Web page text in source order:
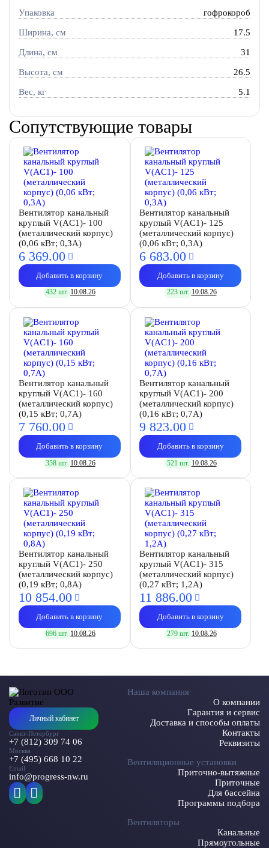
Упаковка гофрокороб
Ширина, см 17.5
Длина, см 31
Высота, см 26.5
Вес, кг 5.1
Сопутствующие товары
Вентилятор канальный
круглый V(AC1)- 100
(металлический корпус)
(0,06 кВт; 0,3А)
6 369.00
Добавить в корзину
432 шт. 10.08.26
Вентилятор канальный
круглый V(AC1)- 125
(металлический корпус)
(0,06 кВт; 0,3А)
6 683.00
Добавить в корзину
223 шт. 10.08.26
Вентилятор канальный
круглый V(AC1)- 160
(металлический корпус)
(0,15 кВт; 0,7А)
7 760.00
Добавить в корзину
358 шт. 10.08.26
Вентилятор канальный
круглый V(AC1)- 200
(металлический корпус)
(0,16 кВт; 0,7А)
9 823.00
Добавить в корзину
521 шт. 10.08.26
Вентилятор канальный
круглый V(AC1)- 250
(металлический корпус)
(0,19 кВт; 0,8А)
10 854.00
Добавить в корзину
696 шт. 10.08.26
Вентилятор канальный
круглый V(AC1)- 315
(металлический корпус)
(0,27 кВт; 1,2А)
11 886.00
Добавить в корзину
279 шт. 10.08.26
Личный кабинет
Санкт-Петербург
+7 (812) 309 74 06
Москва
+7 (495) 668 10 22
Email
info@progress-nw.ru
Наша компания
О компании
Гарантия и сервис
Доставка и способы оплаты
Контакты
Реквизиты
Вентиляционные установки
Приточно-вытяжные
Приточные
Для бассейна
Программы подбора
Вентиляторы
Канальные
Прямоугольные